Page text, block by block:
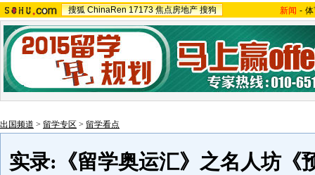
搜狐 ChinaRen 17173 焦点房地产 搜狗 新闻 -
出国频道 > 留学专区 > 留学看点
实录:《留学奥运汇》之名人坊《